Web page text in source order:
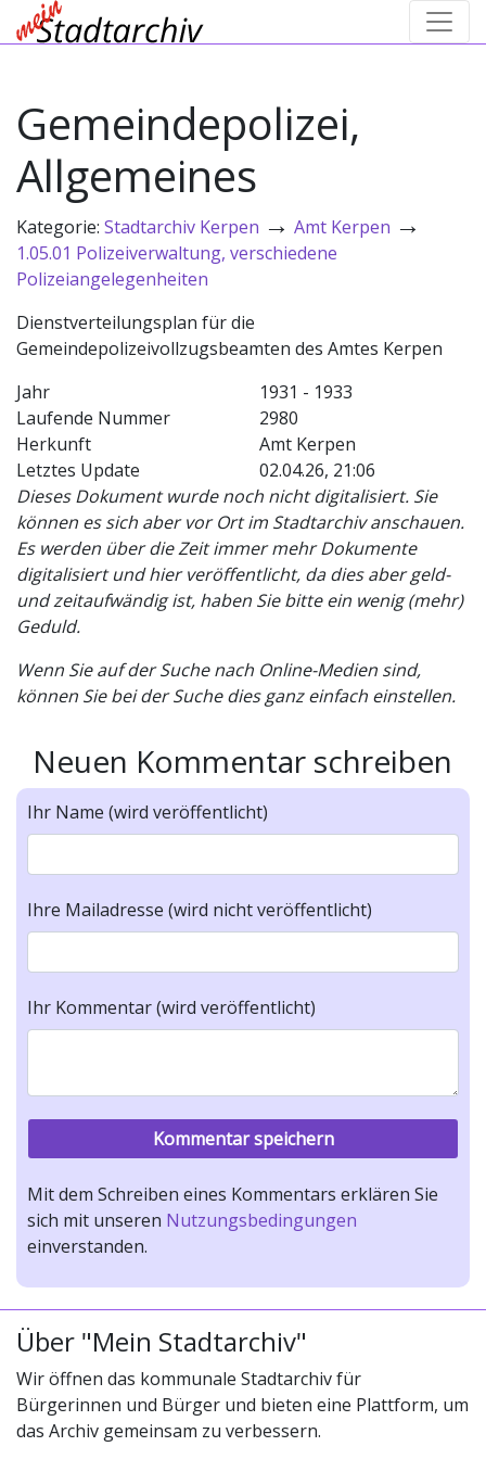
Gemeindepolizei,
Allgemeines
Kategorie: Stadtarchiv Kerpen → Amt Kerpen →
1.05.01 Polizeiverwaltung, verschiedene
Polizeiangelegenheiten
Dienstverteilungsplan für die
Gemeindepolizeivollzugsbeamten des Amtes Kerpen
Jahr
1931 - 1933
Laufende Nummer
2980
Herkunft
Amt Kerpen
Letztes Update
02.04.26, 21:06
Dieses Dokument wurde noch nicht digitalisiert. Sie
können es sich aber vor Ort im Stadtarchiv anschauen.
Es werden über die Zeit immer mehr Dokumente
digitalisiert und hier veröffentlicht, da dies aber geld-
und zeitaufwändig ist, haben Sie bitte ein wenig (mehr)
Geduld.
Wenn Sie auf der Suche nach Online-Medien sind,
können Sie bei der Suche dies ganz einfach einstellen.
Neuen Kommentar schreiben
Ihr Name (wird veröffentlicht)
Ihre Mailadresse (wird nicht veröffentlicht)
Ihr Kommentar (wird veröffentlicht)
Mit dem Schreiben eines Kommentars erklären Sie
sich mit unseren Nutzungsbedingungen
einverstanden.
Über "Mein Stadtarchiv"
Wir öffnen das kommunale Stadtarchiv für
Bürgerinnen und Bürger und bieten eine Plattform, um
das Archiv gemeinsam zu verbessern.